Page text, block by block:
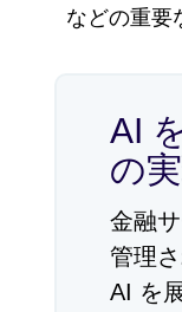
などの重要
AI
の
金融
管理
AI を